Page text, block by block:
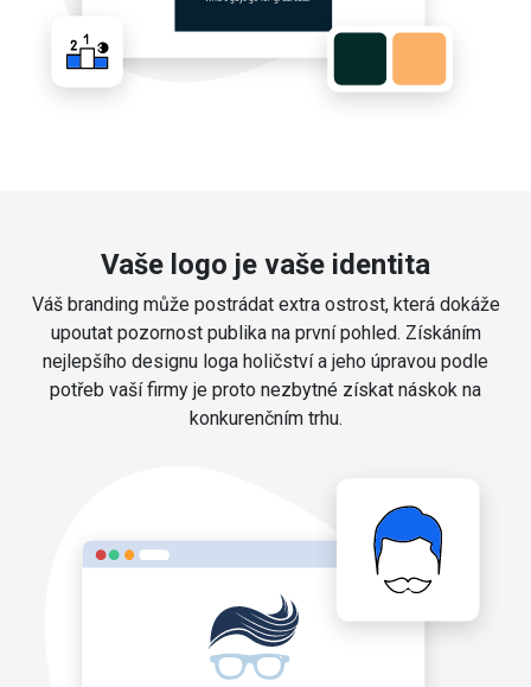
Vaše logo je vaše identita
Váš branding může postrádat extra ostrost, která dokáže
upoutat pozornost publika na první pohled. Získáním
nejlepšího designu loga holičství a jeho úpravou podle
potřeb vaší firmy je proto nezbytné získat náskok na
konkurenčním trhu.